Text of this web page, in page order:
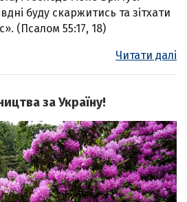
буду скаржитись та зітхати
(Псалом 55:17, 18)
Читати далі
за Україну!